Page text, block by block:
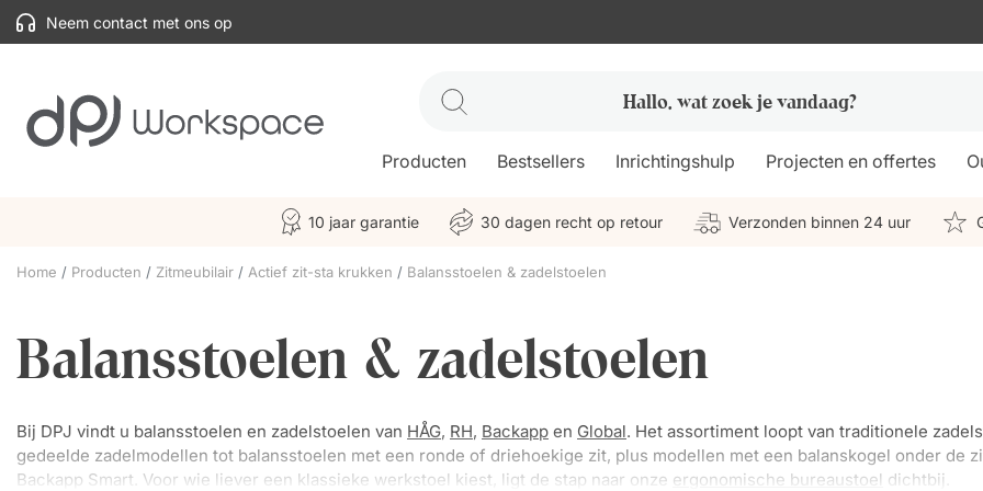
Neem contact met ons op
Producten Bestsellers Inrichtingshulp Projecten en offertes
10 jaar garantie 30 dagen recht op retour Verzonden binnen 24 uur
Home Producten Zitmeubilair Actief zit-sta krukken Balansstoelen & zadelstoelen
Balansstoelen & zadelstoelen
Bij DPJ vindt u balansstoelen en zadelstoelen van HÅG, RH, Backapp en Global. Het assortiment loopt van traditionele
gedeelde zadelmodellen tot balansstoelen met een ronde of driehoekige zit, plus modellen met een balanskogel onder de
Backapp Smart. Voor wie liever een klassieke werkstoel kiest, ligt de stap naar onze ergonomische bureaustoel dichtbij.